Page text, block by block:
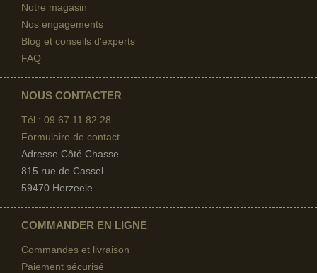
Notre magasin
Nos engagements
Blog et conseils d'experts
FAQ
NOUS CONTACTER
Tél : 09 67 11 82 28
Formulaire de contact
Adresse Côté Chasse
815 rue de Cassel
59470 Herzeele
COMMANDER EN LIGNE
Commandes et livraison
Paiement sécurisé